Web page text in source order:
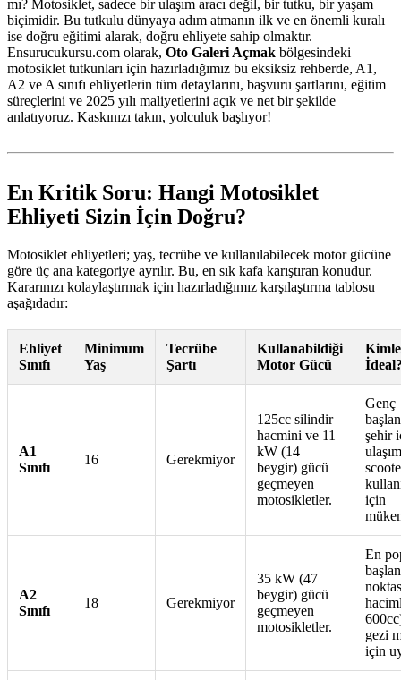
mı? Motosiklet, sadece bir ulaşım aracı değil, bir tutku, bir yaşam
biçimidir. Bu tutkulu dünyaya adım atmanın ilk ve en önemli kuralı
ise doğru eğitimi alarak, doğru ehliyete sahip olmaktır.
Ensurucukursu.com olarak, Oto Galeri Açmak bölgesindeki
motosiklet tutkunları için hazırladığımız bu eksiksiz rehberde, A1,
A2 ve A sınıfı ehliyetlerin tüm detaylarını, başvuru şartlarını, eğitim
süreçlerini ve 2025 yılı maliyetlerini açık ve net bir şekilde
anlatıyoruz. Kaskınızı takın, yolculuk başlıyor!
En Kritik Soru: Hangi Motosiklet
Ehliyeti Sizin İçin Doğru?
Motosiklet ehliyetleri; yaş, tecrübe ve kullanılabilecek motor gücüne
göre üç ana kategoriye ayrılır. Bu, en sık kafa karıştıran konudur.
Kararınızı kolaylaştırmak için hazırladığımız karşılaştırma tablosu
aşağıdadır:
Ehliyet
Sınıfı
Minimum
Yaş
Tecrübe
Şartı
Kullanabildiği
Motor Gücü
A1
Sınıfı
16 Gerekmiyor
125cc silindir
hacmini ve 11
kW (14
beygir) gücü
geçmeyen
motosikletler.
Genç
şehir
için
A2
Sınıfı
18 Gerekmiyor
35 kW (47
beygir) gücü
geçmeyen
motosikletler.
En
gezi
için